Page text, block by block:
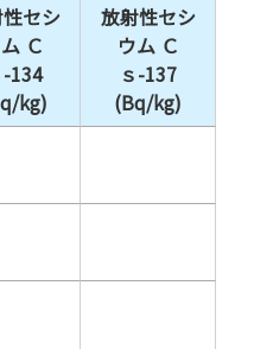
セシ
Ｃ
-134
kg)
放射性セシ
ウム Ｃ
ｓ-137
(Bq/kg)